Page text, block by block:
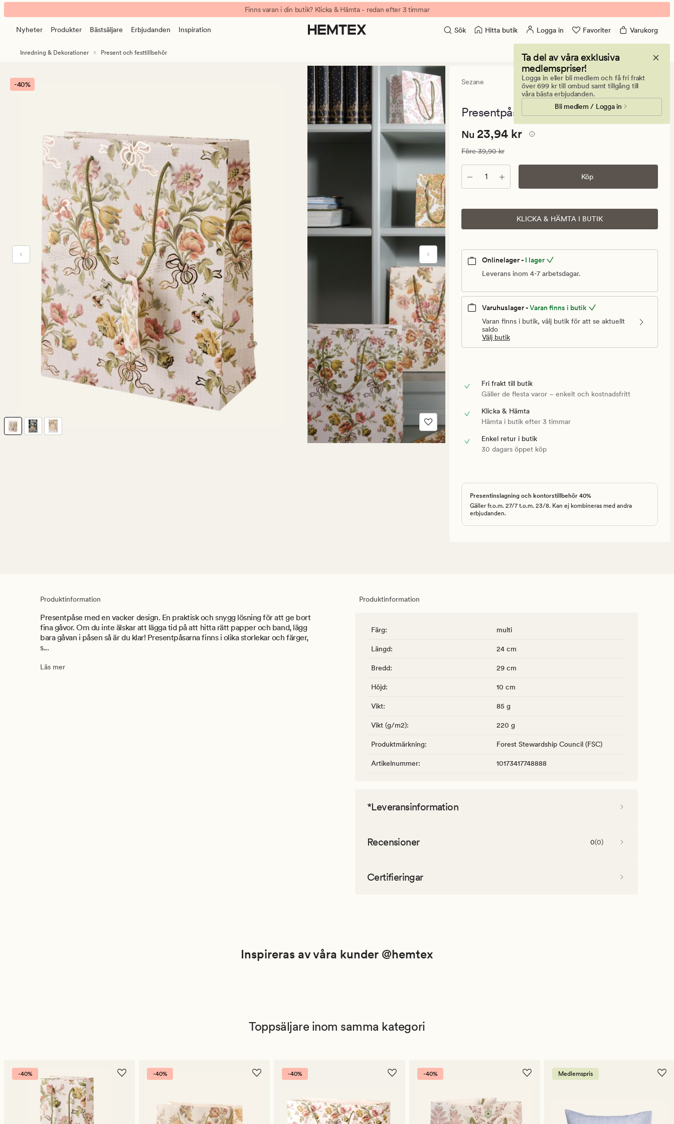
Sezane
presentpåse
multi
banner.
Klicka
ESCAPE
att
pausa.
Finns varan i din butik? Klicka & Hämta - redan efter 3 timmar
Nyheter Produkter Bästsäljare Erbjudanden Inspiration Sök Hitta butik Logga in Favoriter Varukorg
Ta del av våra exklusiva
medlemspriser!
Logga in eller bli medlem och få fri frakt
över 699 kr till ombud samt tillgång till
våra bästa erbjudanden.
Bli medlem / Logga in
Inredning & Dekorationer Present och festtillbehör
-40% Sezane
0
med
betyg
0
Presentpåse multi - 24x29x10 cm
Nuvarande
23,94
kr.
Ordinarie
pris
Nuvarande pris
Nu 23,94 kr
Ordinarie pris
Före39,90 kr
Antal Köp
KLICKA & HÄMTA I BUTIK
Onlinelager - I lager
Leverans inom 4-7 arbetsdagar.
Varuhuslager -Varan finns i butik
Varan finns i butik, välj butik för att se aktuellt
saldo
Välj butik
Fri frakt till butik
Gäller de flesta varor – enkelt och kostnadsfritt
Klicka & Hämta
Hämta i butik efter 3 timmar
Enkel retur i butik
30 dagars öppet köp
Presentinslagning och kontorstillbehör 40%
Gäller fr.o.m. 27/7 t.o.m. 23/8. Kan ej kombineras med andra
erbjudanden.
Produktinformation
Presentpåse med en vacker design. En praktisk och snygg lösning för att ge bort
fina gåvor. Om du inte älskar att lägga tid på att hitta rätt papper och band, lägg
bara gåvan i påsen så är du klar! Presentpåsarna finns i olika storlekar och färger,
s...
Läs mer
Produktinformation
Färg: multi
Längd: 24 cm
Bredd: 29 cm
Höjd: 10 cm
Vikt: 85 g
Vikt (g/m2): 220 g
Produktmärkning: Forest Stewardship Council (FSC)
Artikelnummer: 10173417748888
*Leveransinformation
Recensioner 0(0)
Certifieringar
Inspireras av våra kunder @hemtex
Toppsäljare inom samma kategori
-40% -40% -40% -40% Medlemspris